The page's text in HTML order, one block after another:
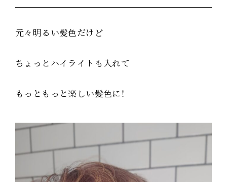
元々明るい髪色だけど
ちょっとハイライトも入れて
もっともっと楽しい髪色に！